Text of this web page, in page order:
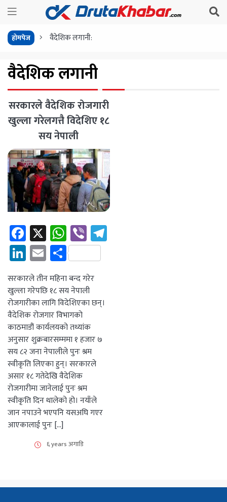
होमपेज वैदेशिक लगानी:
वैदेशिक लगानी
सरकारले वैदेशिक रोजगारी
खुल्ला गरेलगत्तै विदेशिए १८
सय नेपाली
Facebook
X WhatsApp
Viber
LinkedIn
EmailShare
सरकारले तीन महिना बन्द गरेर
खुल्ला गरेपछि १८ सय नेपाली
रोजगारीका लागि विदेशिएका छन्।
वैदेशिक रोजगार विभागको
काठमाडौं कार्यलयको तथ्यांक
अनुसार शुक्रबारसम्ममा १ हजार ७
सय ८२ जना नेपालीले पुनः श्रम
स्वीकृति लिएका हुन्। सरकारले
असार १८ गतेदेखि वैदेशिक
रोजगारीमा जानेलाई पुनः श्रम
स्वीकृति दिन थालेको हो। नयाँले
जान नपाउने भएपनि यसअघि गएर
आएकालाई पुनः […]
६ years अगाडि